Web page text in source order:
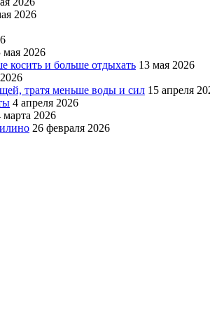
2026
мая 2026
косить и больше отдыхать 13 мая 2026
тратя меньше воды и сил 15 апреля
4 апреля 2026
марта 2026
26 февраля 2026